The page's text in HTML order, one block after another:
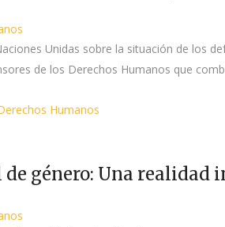
Unidas sobre la situación de los
de los Derechos Humanos que
Humanos
género: Una realidad